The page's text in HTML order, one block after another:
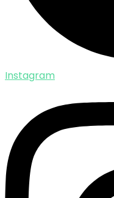
Instagram